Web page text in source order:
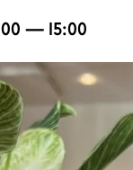
— 15:00